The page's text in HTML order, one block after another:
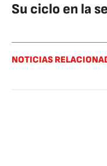
Su ciclo en la
NOTICIAS